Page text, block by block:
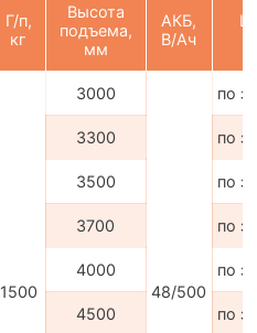
Г/п,
кг
Высота
подъема,
мм
АКБ,
В/Ач
1500
3000
48/500
по
3300 по
3500 по
3700 по
4000 по
4500 по